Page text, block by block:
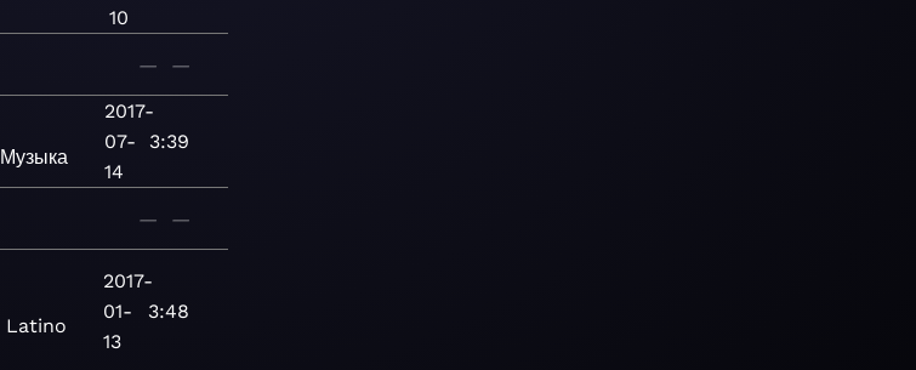
10
— —
Музыка
2017-
07-
14
3:39
— —
Latino
2017-
01-
13
3:48